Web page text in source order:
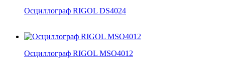
Осциллограф RIGOL DS4024
Осциллограф RIGOL MSO4012